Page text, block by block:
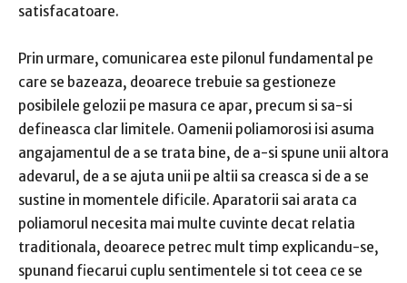
satisfacatoare.
Prin urmare, comunicarea este pilonul fundamental pe
care se bazeaza, deoarece trebuie sa gestioneze
posibilele gelozii pe masura ce apar, precum si sa-si
defineasca clar limitele. Oamenii poliamorosi isi asuma
angajamentul de a se trata bine, de a-si spune unii altora
adevarul, de a se ajuta unii pe altii sa creasca si de a se
sustine in momentele dificile. Aparatorii sai arata ca
poliamorul necesita mai multe cuvinte decat relatia
traditionala, deoarece petrec mult timp explicandu-se,
spunand fiecarui cuplu sentimentele si tot ceea ce se